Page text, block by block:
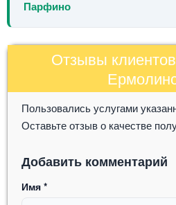
Парфино
Отзывы
Пользовались услугами
Оставьте отзыв о качестве
Добавить комментарий
Имя *